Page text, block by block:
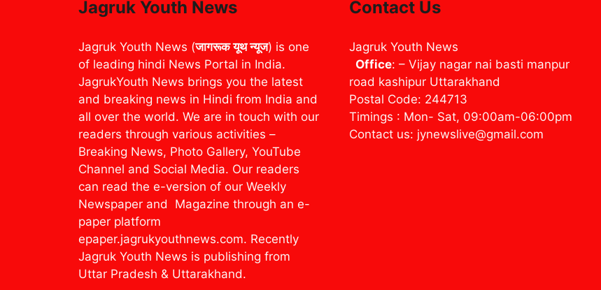
Jagruk Youth News
Jagruk Youth News (जागरूक यूथ न्यूज) is one
of leading hindi News Portal in India.
JagrukYouth News brings you the latest
and breaking news in Hindi from India and
all over the world. We are in touch with our
readers through various activities –
Breaking News, Photo Gallery, YouTube
Channel and Social Media. Our readers
can read the e-version of our Weekly
Newspaper and Magazine through an e-
paper platform
epaper.jagrukyouthnews.com. Recently
Jagruk Youth News is publishing from
Uttar Pradesh & Uttarakhand.
Contact Us
Jagruk Youth News
Office: – Vijay nagar nai basti manpur
road kashipur Uttarakhand
Postal Code: 244713
Timings : Mon- Sat, 09:00am-06:00pm
Contact us: jynewslive@gmail.com